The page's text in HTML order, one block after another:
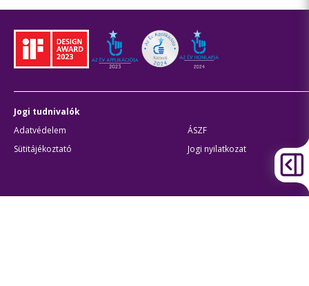
Jogi tudnivalók
Adatvédelem
ÁSZF
Sütitájékoztató
Jogi nyilatkozat